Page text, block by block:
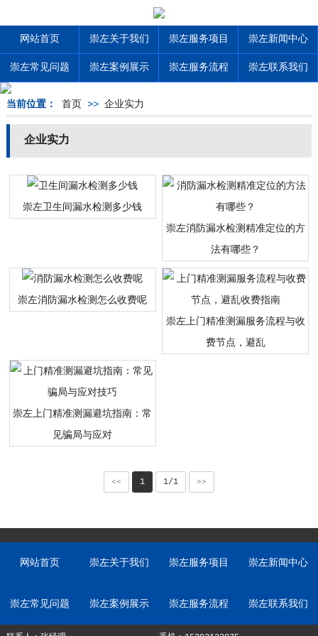
网站首页 崇左关于我们 崇左服务项目 崇左新闻中心
崇左常见问题 崇左案例展示 崇左服务流程 崇左联系我们
当前位置： 首页 >> 企业实力
企业实力
崇左卫生间漏水检测多少钱
崇左消防漏水检测精准定位的方
法有哪些？
崇左消防漏水检测怎么收费呢
崇左上门精准测漏服务流程与收
费节点，避乱
崇左上门精准测漏避坑指南：常
见骗局与应对
<< 1 1/1 >>
网站首页 崇左关于我们 崇左服务项目 崇左新闻中心
崇左常见问题 崇左案例展示 崇左服务流程 崇左联系我们